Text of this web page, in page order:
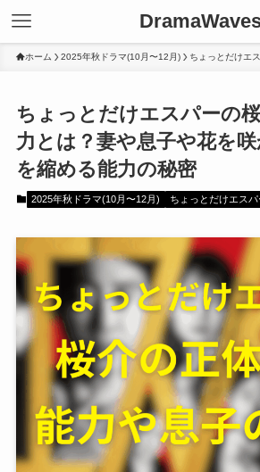
ホーム 2025年秋ドラマ(10月〜12月) ちょっとだけエ
ちょっとだけエスパーの
力とは？妻や息子や花を
を縮める能力の秘密
2025年秋ドラマ(10月〜12月) ちょっとだけエスパ